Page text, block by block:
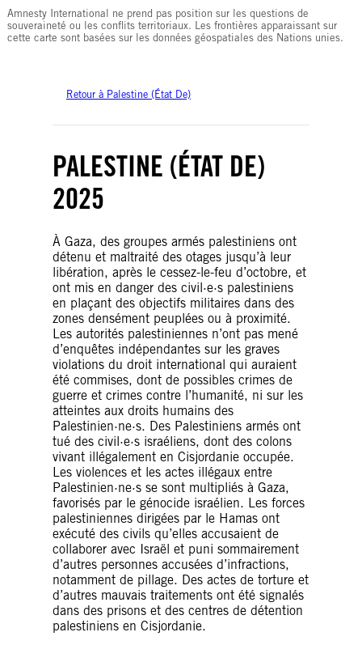
Amnesty International ne prend pas position sur les questions de
souveraineté ou les conflits territoriaux. Les frontières apparaissant sur
cette carte sont basées sur les données géospatiales des Nations unies.
Retour à Palestine (État De)
PALESTINE (ÉTAT DE)
2025
À Gaza, des groupes armés palestiniens ont
détenu et maltraité des otages jusqu’à leur
libération, après le cessez-le-feu d’octobre, et
ont mis en danger des civil·e·s palestiniens
en plaçant des objectifs militaires dans des
zones densément peuplées ou à proximité.
Les autorités palestiniennes n’ont pas mené
d’enquêtes indépendantes sur les graves
violations du droit international qui auraient
été commises, dont de possibles crimes de
guerre et crimes contre l’humanité, ni sur les
atteintes aux droits humains des
Palestinien·ne·s. Des Palestiniens armés ont
tué des civil·e·s israéliens, dont des colons
vivant illégalement en Cisjordanie occupée.
Les violences et les actes illégaux entre
Palestinien·ne·s se sont multipliés à Gaza,
favorisés par le génocide israélien. Les forces
palestiniennes dirigées par le Hamas ont
exécuté des civils qu’elles accusaient de
collaborer avec Israël et puni sommairement
d’autres personnes accusées d’infractions,
notamment de pillage. Des actes de torture et
d’autres mauvais traitements ont été signalés
dans des prisons et des centres de détention
palestiniens en Cisjordanie.